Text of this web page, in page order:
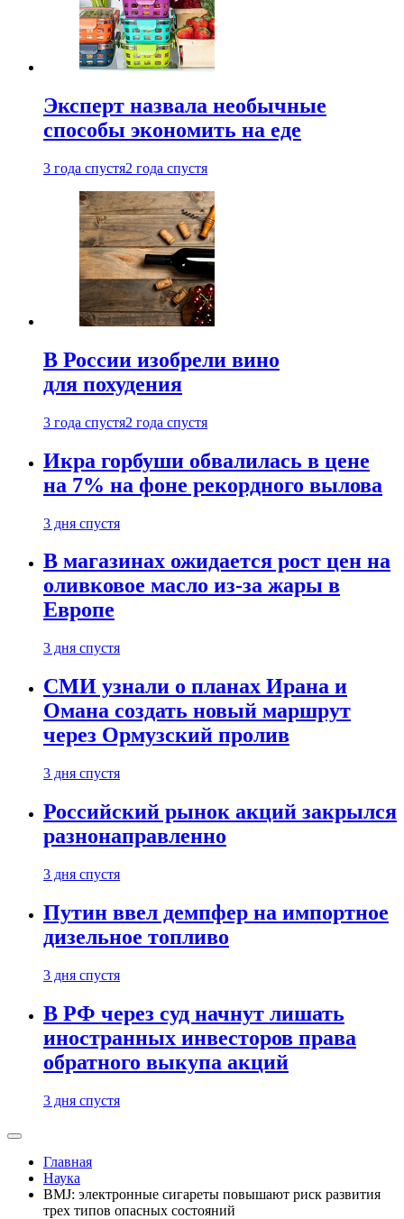
Эксперт назвала необычные
способы экономить на еде
3 года спустя2 года спустя
В России изобрели вино
для похудения
3 года спустя2 года спустя
Икра горбуши обвалилась в цене
на 7% на фоне рекордного вылова
3 дня спустя
В магазинах ожидается рост цен на
оливковое масло из-за жары в
Европе
3 дня спустя
СМИ узнали о планах Ирана и
Омана создать новый маршрут
через Ормузский пролив
3 дня спустя
Российский рынок акций закрылся
разнонаправленно
3 дня спустя
Путин ввел демпфер на импортное
дизельное топливо
3 дня спустя
В РФ через суд начнут лишать
иностранных инвесторов права
обратного выкупа акций
3 дня спустя
Главная
Наука
BMJ: электронные сигареты повышают риск развития
трех типов опасных состояний